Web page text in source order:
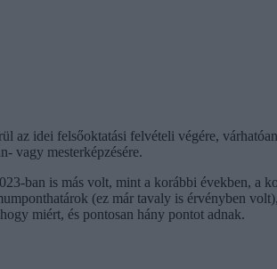
az idei felsőoktatási felvételi végére,
vagy mesterképzésére.
ban is más volt, mint a korábbi években, a
(ez már tavaly is érvényben
miért, és pontosan hány pontot adnak.